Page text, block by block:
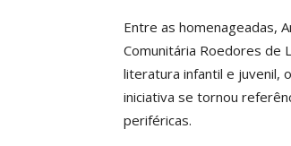
Entre as homenageadas,
Comunitária Roedores de
literatura infantil e juvenil,
iniciativa se tornou
periféricas.